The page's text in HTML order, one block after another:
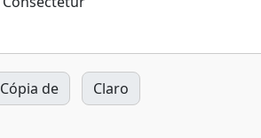
Cópia de Claro